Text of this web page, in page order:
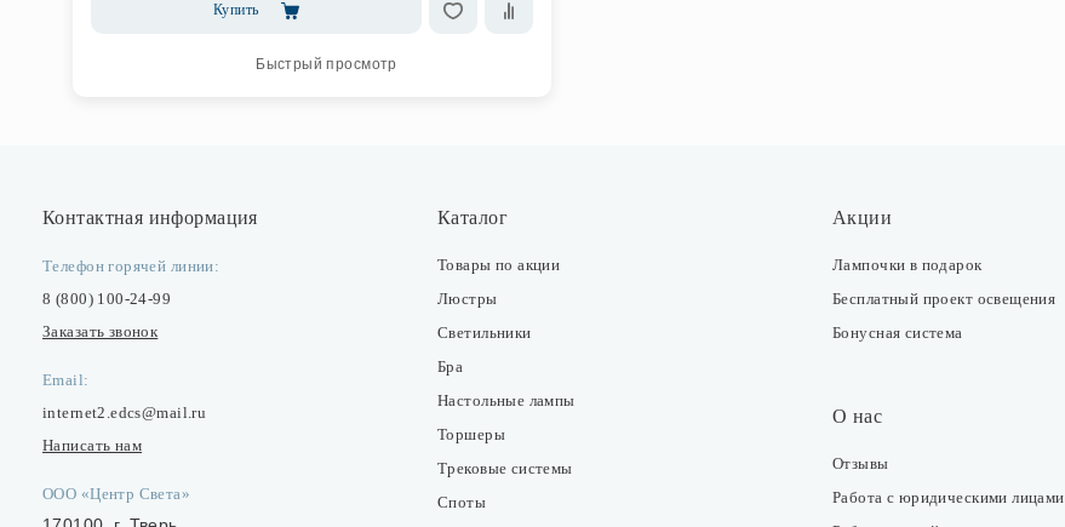
Купить
Быстрый просмотр
Контактная информация
Телефон горячей линии:
8 (800) 100-24-99
Заказать звонок
Email:
internet2.edcs@mail.ru
Написать нам
ООО «Центр Света»
Каталог
Товары по акции
Люстры
Светильники
Бра
Настольные лампы
Торшеры
Трековые системы
Споты
Акции
Лампочки в подарок
Бесплатный проект освещения
Бонусная система
О нас
Отзывы
Работа с юридическими лицами